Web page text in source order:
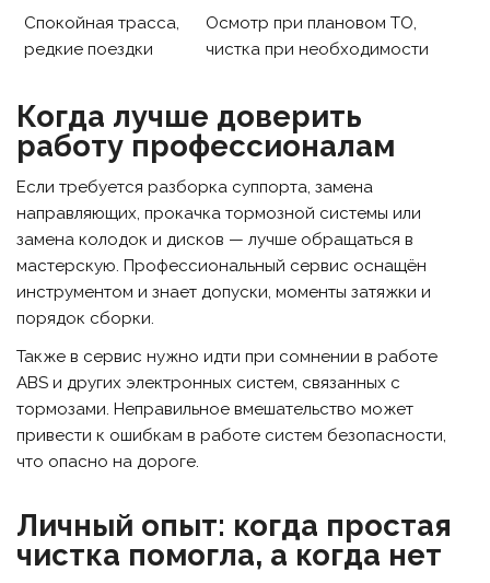
Спокойная трасса,
редкие поездки
Осмотр при плановом ТО,
чистка при необходимости
Когда лучше доверить
работу профессионалам
Если требуется разборка суппорта, замена
направляющих, прокачка тормозной системы или
замена колодок и дисков — лучше обращаться в
мастерскую. Профессиональный сервис оснащён
инструментом и знает допуски, моменты затяжки и
порядок сборки.
Также в сервис нужно идти при сомнении в работе
ABS и других электронных систем, связанных с
тормозами. Неправильное вмешательство может
привести к ошибкам в работе систем безопасности,
что опасно на дороге.
Личный опыт: когда простая
чистка помогла, а когда нет